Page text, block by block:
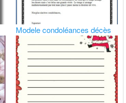
Modele condoléances décès